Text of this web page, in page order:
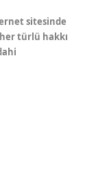
sitesinde
türlü hakkı